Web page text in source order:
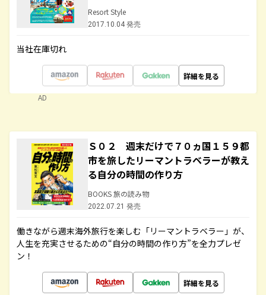
Resort Style
2017.10.04 発売
当社在庫切れ
詳細を見る
AD
Ｓ０２ 週末だけで７０ヵ国１５９都
市を旅したリーマントラベラーが教え
る自分の時間の作り方
BOOKS 旅の読み物
2022.07.21 発売
働きながら週末海外旅行を楽しむ「リーマントラベラー」が、
人生を充実させるための“自分の時間の作り方”を全力プレゼ
ン！
詳細を見る